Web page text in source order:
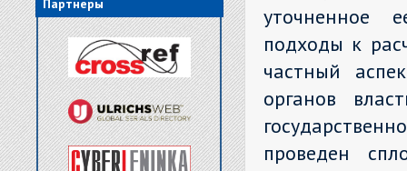
Партнеры
уточненное
подходы к
частный
органов
проведен